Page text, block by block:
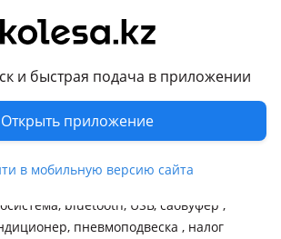
и быстрая подача в приложении
Открыть приложение
в мобильную версию сайта
Механика
Передний привод
Слева
белый металлик
Да
противотуманки, обогрев зеркал ,
bluetooth, USB, сабвуфер ,
пневмоподвеска , налог